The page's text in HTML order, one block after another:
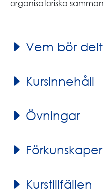
organisatoriska
Vem bör
Kursinnehåll
Övningar
Förkunskaper
Kurstillfällen